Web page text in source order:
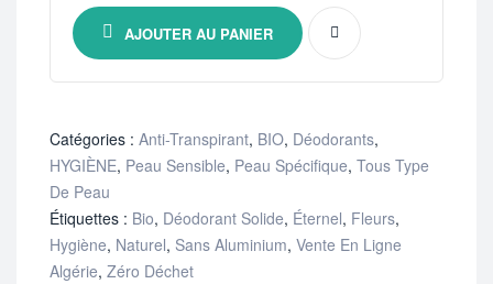
AJOUTER AU PANIER
Catégories : Anti-Transpirant, BIO, Déodorants,
HYGIÈNE, Peau Sensible, Peau Spécifique, Tous Type
De Peau
Étiquettes : Bio, Déodorant Solide, Éternel, Fleurs,
Hygiène, Naturel, Sans Aluminium, Vente En Ligne
Algérie, Zéro Déchet